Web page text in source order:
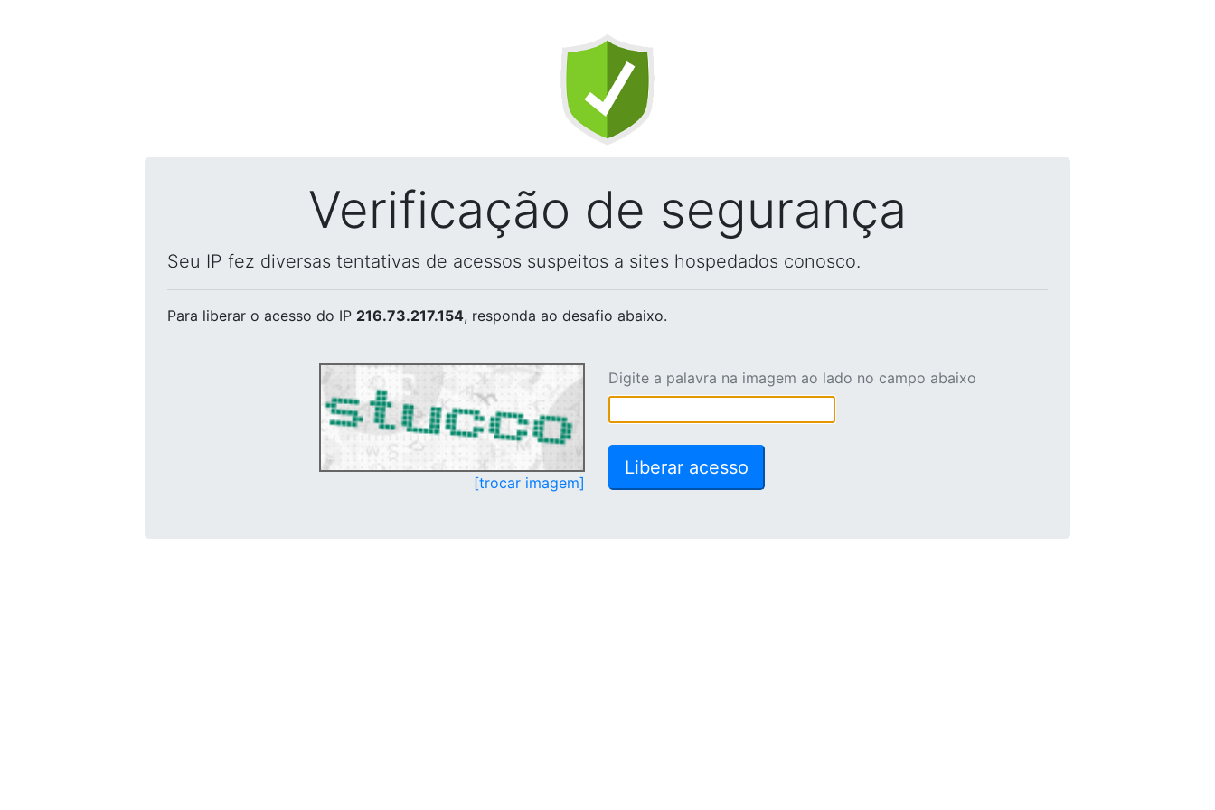
Verificação de segurança
Seu IP fez diversas tentativas de acessos suspeitos a sites hospedados conosco.
Para liberar o acesso do IP 216.73.217.154, responda ao desafio abaixo.
[trocar imagem]
Digite a palavra na imagem ao lado no campo abaixo